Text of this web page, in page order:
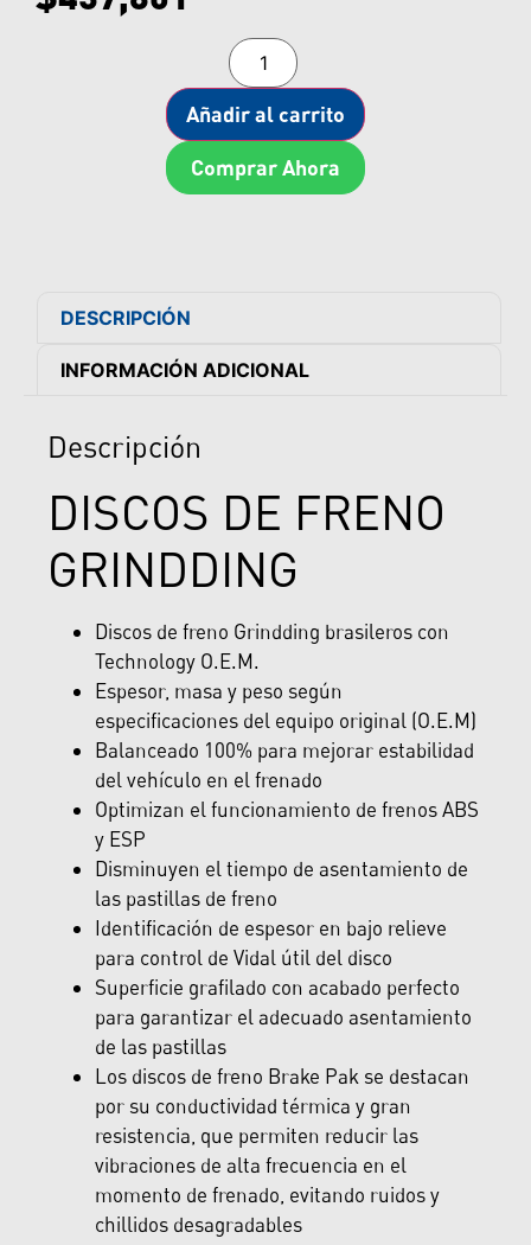
Añadir al carrito
Comprar Ahora
DESCRIPCIÓN
INFORMACIÓN ADICIONAL
Descripción
DISCOS DE FRENO
GRINDDING
Discos de freno Grindding brasileros con
Technology O.E.M.
Espesor, masa y peso según
especificaciones del equipo original (O.E.M)
Balanceado 100% para mejorar estabilidad
del vehículo en el frenado
Optimizan el funcionamiento de frenos ABS
y ESP
Disminuyen el tiempo de asentamiento de
las pastillas de freno
Identificación de espesor en bajo relieve
para control de Vidal útil del disco
Superficie grafilado con acabado perfecto
para garantizar el adecuado asentamiento
de las pastillas
Los discos de freno Brake Pak se destacan
por su conductividad térmica y gran
resistencia, que permiten reducir las
vibraciones de alta frecuencia en el
momento de frenado, evitando ruidos y
chillidos desagradables